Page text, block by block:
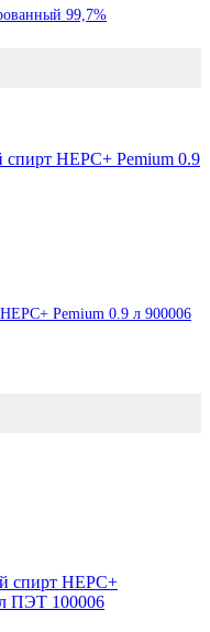
99,7%
Pemium 0.9 л 900006
спирт НЕРС+
ПЭТ 100006